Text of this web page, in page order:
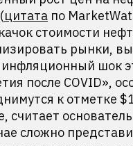
цитата по
стоимости
рынки,
шок
после COVID»,
к отметке
считает
сложно